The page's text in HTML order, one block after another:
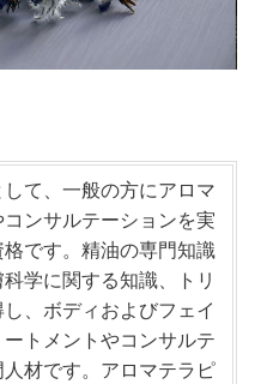
て、一般の方にアロマ
ンサルテーションを実
です。精油の専門知識
学に関する知識、トリ
、ボディおよびフェイ
トメントやコンサルテ
材です。アロマテラピ